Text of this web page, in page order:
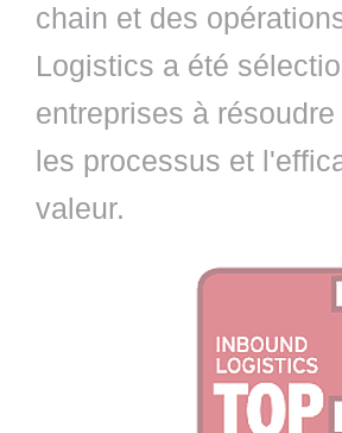
chain et des
Logistics a été
entreprises à
les processus et
valeur.